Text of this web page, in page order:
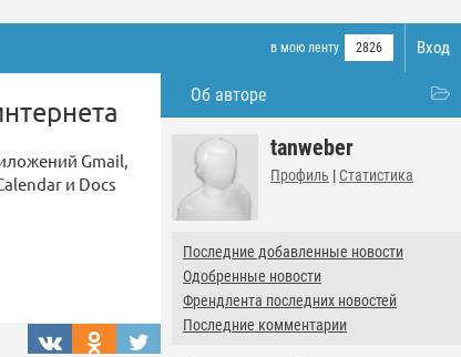
Вход
в мою ленту 2826
Об авторе
tanweber
Профиль | Статистика
Последние добавленные новости
Одобренные новости
Френдлента последних новостей
Последние комментарии
Gmail,
и Docs